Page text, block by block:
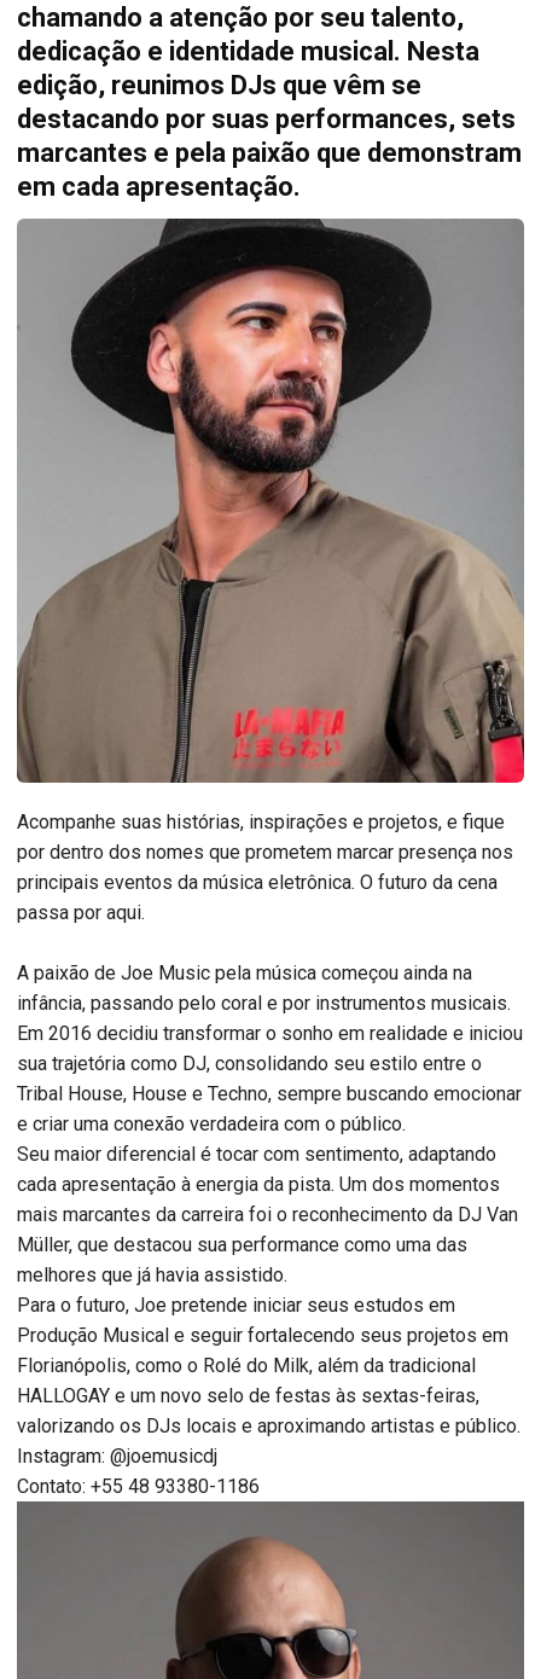
chamando a atenção por seu talento,
dedicação e identidade musical. Nesta
edição, reunimos DJs que vêm se
destacando por suas performances, sets
marcantes e pela paixão que demonstram
em cada apresentação.
Acompanhe suas histórias, inspirações e projetos, e fique
por dentro dos nomes que prometem marcar presença nos
principais eventos da música eletrônica. O futuro da cena
passa por aqui.
A paixão de Joe Music pela música começou ainda na
infância, passando pelo coral e por instrumentos musicais.
Em 2016 decidiu transformar o sonho em realidade e iniciou
sua trajetória como DJ, consolidando seu estilo entre o
Tribal House, House e Techno, sempre buscando emocionar
e criar uma conexão verdadeira com o público.
Seu maior diferencial é tocar com sentimento, adaptando
cada apresentação à energia da pista. Um dos momentos
mais marcantes da carreira foi o reconhecimento da DJ Van
Müller, que destacou sua performance como uma das
melhores que já havia assistido.
Para o futuro, Joe pretende iniciar seus estudos em
Produção Musical e seguir fortalecendo seus projetos em
Florianópolis, como o Rolé do Milk, além da tradicional
HALLOGAY e um novo selo de festas às sextas-feiras,
valorizando os DJs locais e aproximando artistas e público.
Instagram: @joemusicdj
Contato: +55 48 93380-1186